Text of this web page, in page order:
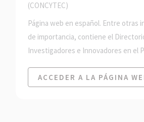
(CONCYTEC)
Página web en español. Entre otras
de importancia, contiene el
Investigadores e Innovadores en el
ACCEDER A LA PÁGINA